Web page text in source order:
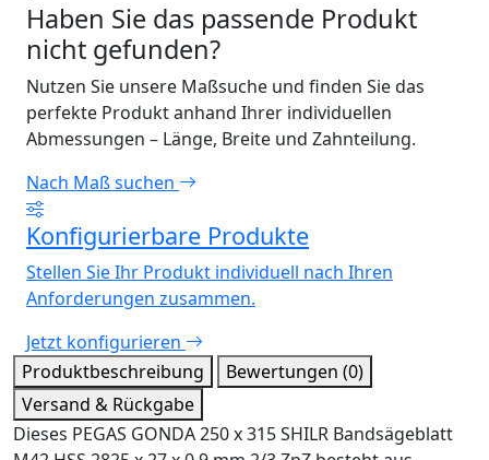
Haben Sie das passende Produkt
nicht gefunden?
Nutzen Sie unsere Maßsuche und finden Sie das
perfekte Produkt anhand Ihrer individuellen
Abmessungen – Länge, Breite und Zahnteilung.
Nach Maß suchen
Konfigurierbare Produkte
Stellen Sie Ihr Produkt individuell nach Ihren
Anforderungen zusammen.
Jetzt konfigurieren
Produktbeschreibung
Bewertungen (0)
Versand & Rückgabe
Dieses PEGAS GONDA 250 x 315 SHILR Bandsägeblatt